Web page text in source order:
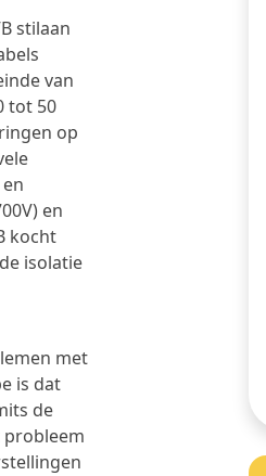
stilaan
van
tot 50
op
en
kocht
isolatie
met
is dat
de
probleem